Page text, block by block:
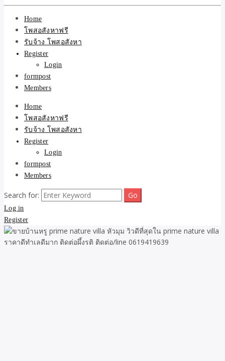
รับจ้างโพสอสังหา ราคาถู
ขายบ้าน ที่ดิน ไม่มีค่านาย
หน้า โดย ทีมงาน รับจ้าง
โพสต์อสังหา-บ้านที่ดิน
Home
โพสอสังหาฟรี
รับจ้าง โพสอสังหา
Register
Login
formpost
Members
Home
โพสอสังหาฟรี
รับจ้าง โพสอสังหา
Register
Login
formpost
Members
Search for:
Log in
Register